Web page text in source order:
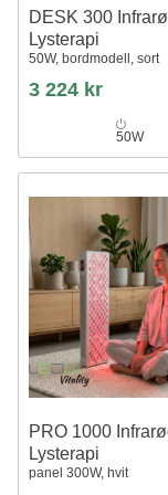
DESK 300
Lysterapi
50W, bordmodell, sort
3 224 kr
50W
PRO 1000
Lysterapi
panel 300W, hvit